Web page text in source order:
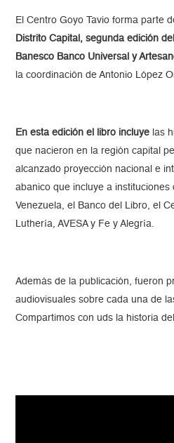
El Centro Goyo Tavio forma parte
Distrito Capital, segunda edición
Banesco Banco Universal y
la coordinación de Antonio López
En esta edición el libro incluye las
que nacieron en la región capital
alcanzado proyección nacional e
abanico que incluye a instituciones
Venezuela, el Banco del Libro, el
Luthería, AVESA y Fe y Alegría.
Además de la publicación, fueron
audiovisuales sobre cada una de
Compartimos con uds la historia